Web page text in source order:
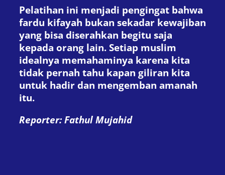
Pelatihan ini menjadi pengingat bahwa
fardu kifayah bukan sekadar kewajiban
yang bisa diserahkan begitu saja
kepada orang lain. Setiap muslim
idealnya memahaminya karena kita
tidak pernah tahu kapan giliran kita
untuk hadir dan mengemban amanah
itu.
Reporter: Fathul Mujahid